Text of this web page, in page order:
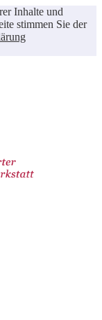
Inhalte und
stimmen Sie der